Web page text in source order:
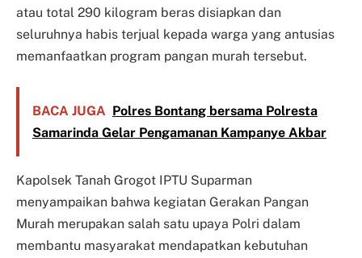
atau total 290 kilogram beras disiapkan dan
seluruhnya habis terjual kepada warga yang antusias
memanfaatkan program pangan murah tersebut.
BACA JUGA Polres Bontang bersama Polresta
Samarinda Gelar Pengamanan Kampanye Akbar
Kapolsek Tanah Grogot IPTU Suparman
menyampaikan bahwa kegiatan Gerakan Pangan
Murah merupakan salah satu upaya Polri dalam
membantu masyarakat mendapatkan kebutuhan